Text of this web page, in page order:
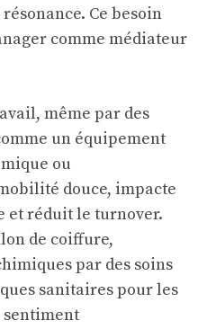
Ce besoin
comme médiateur
même par des
un équipement
ou
douce, impacte
et réduit le turnover.
de coiffure,
par des soins
sanitaires pour les
sentiment